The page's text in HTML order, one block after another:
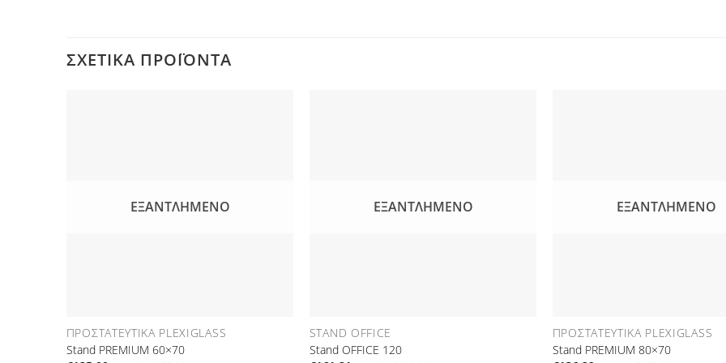
ΣΧΕΤΙΚΆ ΠΡΟΪΌΝΤΑ
ΕΞΑΝΤΛΗΜΈΝΟ
ΠΡΟΣΤΑΤΕΥΤΙΚΆ PLEXIGLASS
Stand PREMIUM 60×70
ΕΞΑΝΤΛΗΜΈΝΟ
STAND OFFICE
Stand OFFICE 120
ΕΞΑΝΤΛΗΜΈΝΟ
ΠΡΟΣΤΑΤΕΥΤΙΚΆ PLEXIGLASS
Stand PREMIUM 80×70